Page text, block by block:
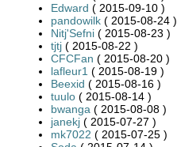
Edward ( 2015-09-10 )
pandowilk ( 2015-08-24 )
Nitj'Sefni ( 2015-08-23 )
tjtj ( 2015-08-22 )
CFCFan ( 2015-08-20 )
lafleur1 ( 2015-08-19 )
Beexid ( 2015-08-16 )
tuulo ( 2015-08-14 )
bwanga ( 2015-08-08 )
janekj ( 2015-07-27 )
mk7022 ( 2015-07-25 )